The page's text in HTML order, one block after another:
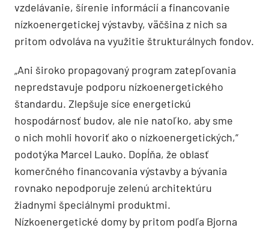
vzdelávanie, šírenie informácií a financovanie
nízkoenergetickej výstavby, väčšina z nich sa
pritom odvoláva na využitie štrukturálnych fondov.
„Ani široko propagovaný program zatepľovania
nepredstavuje podporu nízko­energetického
štandardu. Zlepšuje síce energetickú
hospodárnosť budov, ale nie natoľko, aby sme
o nich mohli hovoriť ako o nízkoenergetických,“
podotýka Marcel Lauko. Dopĺňa, že oblasť
komerčného financovania výstavby a bývania
rovnako nepodporuje zelenú architektúru
žiadnymi špeciálnymi produktmi.
Nízkoenergetické domy by pritom podľa Bjorna